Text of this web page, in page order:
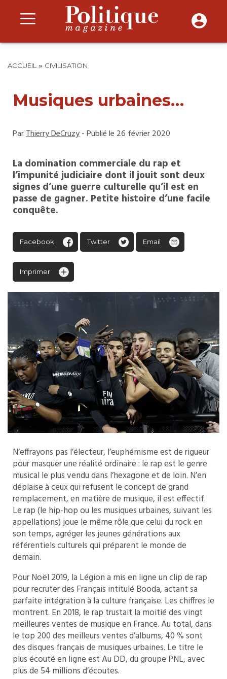
ACCUEIL » CIVILISATION
Musiques urbaines…
ParThierry DeCruzy- Publié le 26 février 2020
La domination commerciale du rap et
l’impunité judiciaire dont il jouit sont deux
signes d’une guerre culturelle qu’il est en
passe de gagner. Petite histoire d’une facile
conquête.
Facebook Twitter Email
Imprimer
N’effrayons pas l’électeur, l’euphémisme est de rigueur
pour masquer une réalité ordinaire : le rap est le genre
musical le plus vendu dans l’hexagone et de loin. N’en
déplaise à ceux qui refusent le concept de grand
remplacement, en matière de musique, il est effectif.
Le rap (le hip-hop ou les musiques urbaines, suivant les
appellations) joue le même rôle que celui du rock en
son temps, agréger les jeunes générations aux
référentiels culturels qui préparent le monde de
demain.
Pour Noël 2019, la Légion a mis en ligne un clip de rap
pour recruter des Français intitulé Booda, actant sa
parfaite intégration à la culture française. Les chiffres le
montrent. En 2018, le rap trustait la moitié des vingt
meilleures ventes de musique en France. Au total, dans
le top 200 des meilleurs ventes d’albums, 40 % sont
des disques français de musiques urbaines. Le titre le
plus écouté en ligne est Au DD, du groupe PNL, avec
plus de 54 millions d’écoutes.